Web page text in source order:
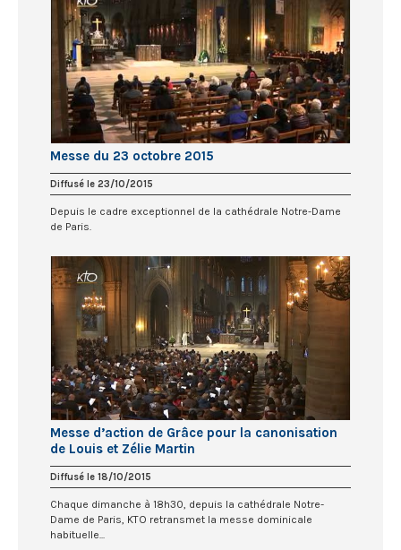
Messe du 23 octobre 2015
Diffusé le 23/10/2015
Depuis le cadre exceptionnel de la cathédrale Notre-Dame
de Paris.
Messe d’action de Grâce pour la canonisation
de Louis et Zélie Martin
Diffusé le 18/10/2015
Chaque dimanche à 18h30, depuis la cathédrale Notre-
Dame de Paris, KTO retransmet la messe dominicale
habituelle...